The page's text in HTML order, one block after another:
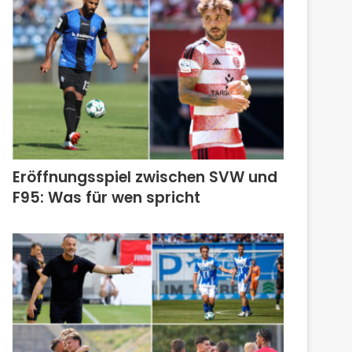
Eröffnungsspiel zwischen SVW und
F95: Was für wen spricht